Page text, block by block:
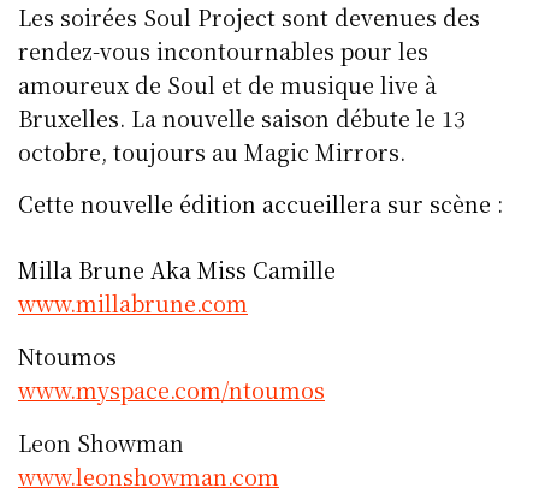
Les soirées Soul Project sont devenues des
rendez-vous incontournables pour les
amoureux de Soul et de musique live à
Bruxelles. La nouvelle saison débute le 13
octobre, toujours au Magic Mirrors.
Cette nouvelle édition accueillera sur scène :
Milla Brune Aka Miss Camille
www.millabrune.com
Ntoumos
www.myspace.com/ntoumos
Leon Showman
www.leonshowman.com